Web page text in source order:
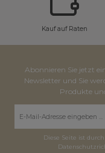
Kauf auf Raten
Abonnieren Sie jetzt
Newsletter und Sie
Produkte
Diese Seite ist